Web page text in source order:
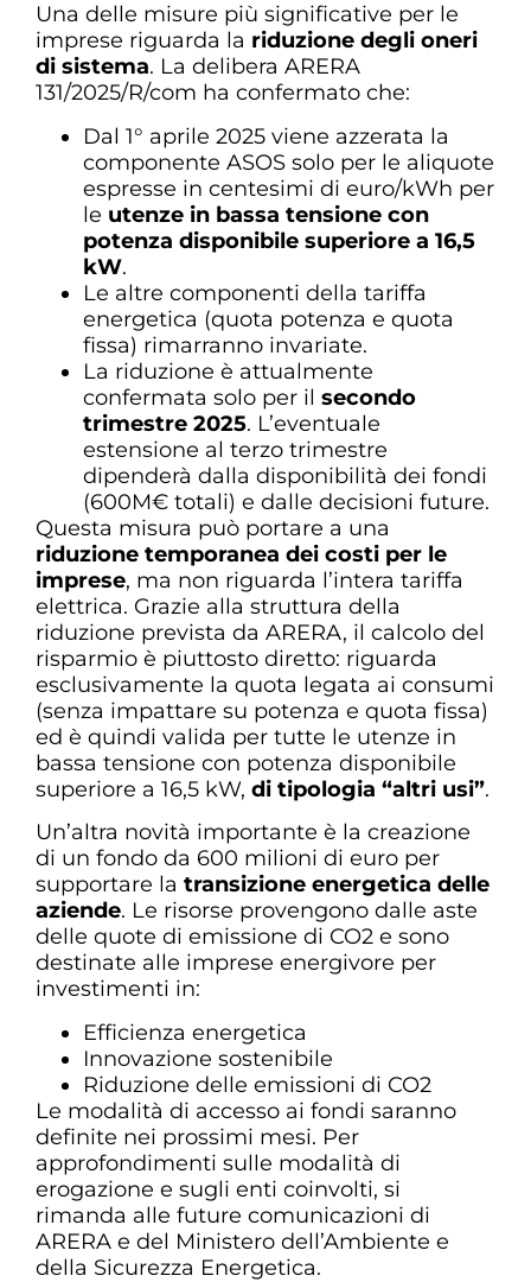
Una delle misure più significative per le
imprese riguarda la riduzione degli oneri
di sistema. La delibera ARERA
131/2025/R/com ha confermato che:
Dal 1° aprile 2025 viene azzerata la
componente ASOS solo per le aliquote
espresse in centesimi di euro/kWh per
le utenze in bassa tensione con
potenza disponibile superiore a 16,5
kW.
Le altre componenti della tariffa
energetica (quota potenza e quota
fissa) rimarranno invariate.
La riduzione è attualmente
confermata solo per il secondo
trimestre 2025. L’eventuale
estensione al terzo trimestre
dipenderà dalla disponibilità dei fondi
(600M€ totali) e dalle decisioni future.
Questa misura può portare a una
riduzione temporanea dei costi per le
imprese, ma non riguarda l’intera tariffa
elettrica. Grazie alla struttura della
riduzione prevista da ARERA, il calcolo del
risparmio è piuttosto diretto: riguarda
esclusivamente la quota legata ai consumi
(senza impattare su potenza e quota fissa)
ed è quindi valida per tutte le utenze in
bassa tensione con potenza disponibile
superiore a 16,5 kW, di tipologia “altri usi”.
Un’altra novità importante è la creazione
di un fondo da 600 milioni di euro per
supportare la transizione energetica delle
aziende. Le risorse provengono dalle aste
delle quote di emissione di CO2 e sono
destinate alle imprese energivore per
investimenti in:
Efficienza energetica
Innovazione sostenibile
Riduzione delle emissioni di CO2
Le modalità di accesso ai fondi saranno
definite nei prossimi mesi. Per
approfondimenti sulle modalità di
erogazione e sugli enti coinvolti, si
rimanda alle future comunicazioni di
ARERA e del Ministero dell’Ambiente e
della Sicurezza Energetica.